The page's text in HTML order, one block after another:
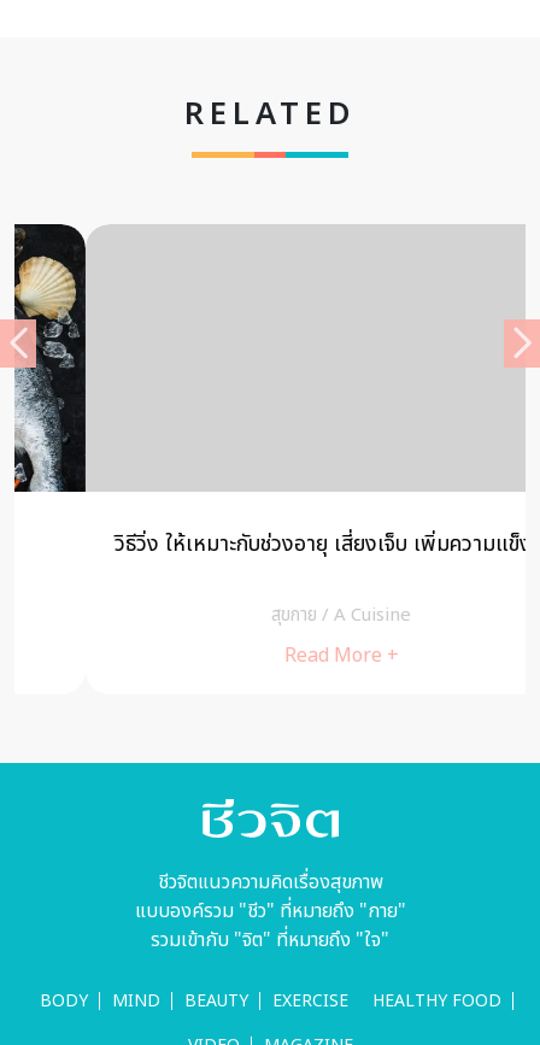
RELATED
วิธีวิ่ง ให้เหมาะกับช่วงอายุ เสี่ยงเจ็บ เพิ่มความแข็งแรง
A Cuisine
Read More +
ชีวจิตแนวความคิดเรื่องสุขภาพ
แบบองค์รวม "ชีว" ที่หมายถึง "กาย"
รวมเข้ากับ "จิต" ที่หมายถึง "ใจ"
BODY MIND BEAUTY EXERCISE
HEALTHY FOOD